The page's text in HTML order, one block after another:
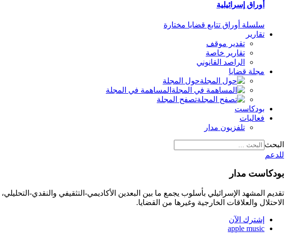
أوراق إسرائيلية
سلسلة أوراق تتابع قضايا مختارة
تقارير
تقدير موقف
تقارير خاصة
الراصد القانوني
مجلة قضايا
حول المجلة
المساهمة في المجلة
تصفح المجلة
بودكاست
فعاليات
تلفزيون مدار
البحث
للدعم
بودكاست مدار
تقديم المشهد الإسرائيلي بأسلوب يجمع ما بين البعدين الأكاديمي-التثقيفي والنقدي-
الاحتلال والعلاقات الخارجية وغيرها من القضايا.
إشترك الآن
apple music